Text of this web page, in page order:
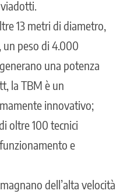
13 metri di diametro,
un peso di 4.000
una potenza
la TBM è un
innovativo;
oltre 100 tecnici
e
dell’alta velocità